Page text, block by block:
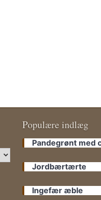
Populære indlæg
Pandegrønt med
Jordbærtærte
Ingefær æble